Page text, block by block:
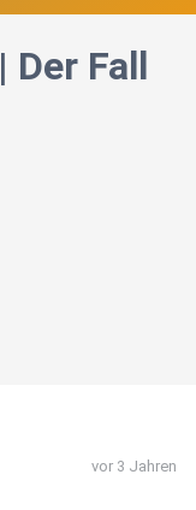
Fall
vor 3 Jahren